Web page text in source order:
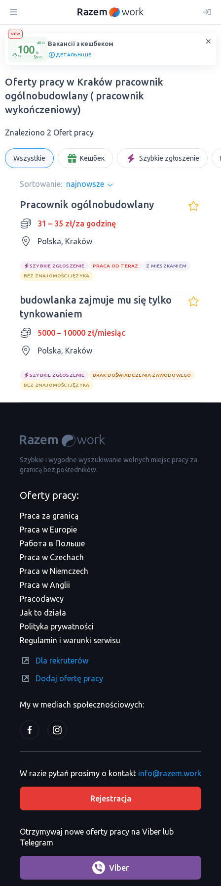
NEW
Вакансії з кешбеком
ДЕТАЛЬНІШЕ
Oferty pracy w Kraków pracownik
ogólnobudowlany ( pracownik
wykończeniowy)
Znaleziono 2 Ofert pracy
Wszystkie Кешбек Szybkie zgłoszenie
Sortowanie: najnowsze
Pracownik ogólnobudowlany
31 – 35 zł/za godzinę
Polska, Kraków
SZYBKIE ZGŁOSZENIE PRACA OD TERAZ
Z MIESZKANIEM
BEZ ZNAJOMOŚCI JĘZYKA
budowlanka zajmuje mu się tylko
tynkowaniem
5000 – 10000 zł/miesiąc
Polska, Kraków
SZYBKIE ZGŁOSZENIE
BRAK DOŚWIADCZENIA ZAWODOWEGO
BEZ ZNAJOMOŚCI JĘZYKA
Szybkie i wygodne wyszukiwanie wolnych miejsc pracy za
granicą bez pośredników.
My w mediach społecznościowych:
Oferty pracy:
Praca za granicą
Praca w Europie
Работа в Польше
Praca w Czechach
Praca w Niemczech
Praca w Anglii
Pracodawcy
Jak to działa
Polityka prywatności
Regulamin i warunki serwisu
Dla rekruterów
Dodaj ofertę pracy
W razie pytań prosimy o kontakt info@razem.work
Rejestracja
Otrzymywaj nowe oferty pracy na Viber lub
Telegram
Viber